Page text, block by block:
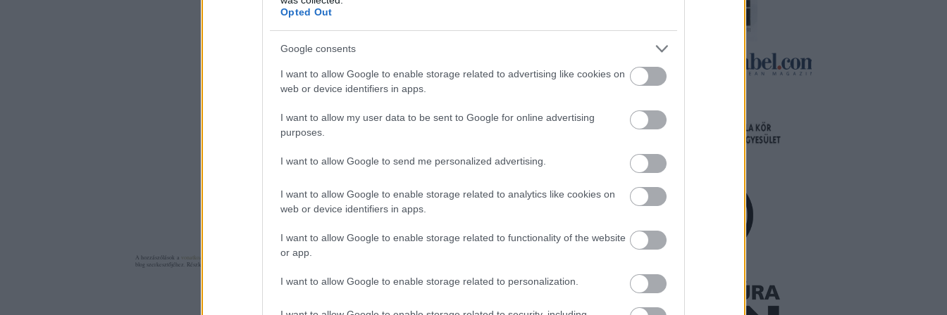
Opted Out
Google consents
I want to allow Google to enable storage related to advertising like cookies on
web or device identifiers in apps.
I want to allow my user data to be sent to Google for online advertising
purposes.
I want to allow Google to send me personalized advertising.
I want to allow Google to enable storage related to analytics like cookies on
web or device identifiers in apps.
I want to allow Google to enable storage related to functionality of the website
or app.
I want to allow Google to enable storage related to personalization.
évfordulója
Szibériában –
élménybeszámol
https://szlavtextus.blog.hu/api/trackback/id/15477916
Kommentek:
A hozzászólások a vonatkozó jogszabályok értelmében felhasználói tartalomnak minősülnek, értük a
blog szerkesztőjéhez. Részletek a